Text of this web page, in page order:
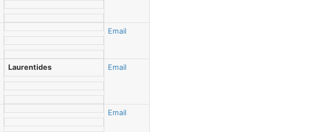
Email
Laurentides Email
Email